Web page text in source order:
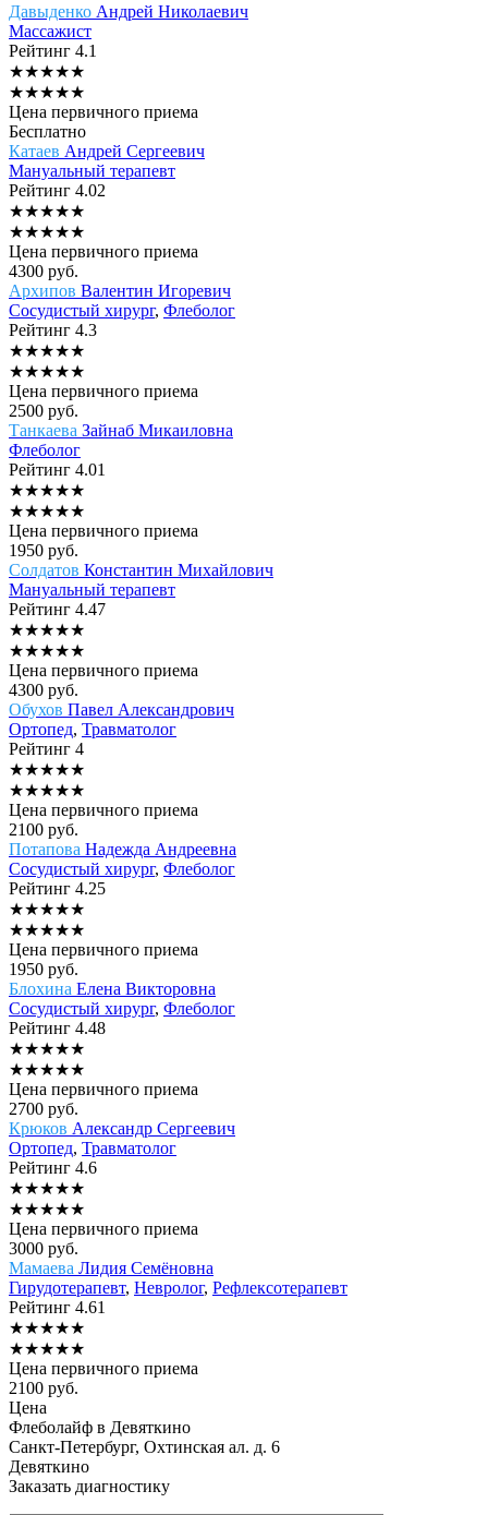
Давыденко Андрей Николаевич
Массажист
Рейтинг 4.1
★★★★★
★★★★★
Цена первичного приема
Бесплатно
Катаев Андрей Сергеевич
Мануальный терапевт
Рейтинг 4.02
★★★★★
★★★★★
Цена первичного приема
4300 руб.
Архипов Валентин Игоревич
Сосудистый хирург, Флеболог
Рейтинг 4.3
★★★★★
★★★★★
Цена первичного приема
2500 руб.
Танкаева Зайнаб Микаиловна
Флеболог
Рейтинг 4.01
★★★★★
★★★★★
Цена первичного приема
1950 руб.
Солдатов Константин Михайлович
Мануальный терапевт
Рейтинг 4.47
★★★★★
★★★★★
Цена первичного приема
4300 руб.
Обухов Павел Александрович
Ортопед, Травматолог
Рейтинг 4
★★★★★
★★★★★
Цена первичного приема
2100 руб.
Потапова Надежда Андреевна
Сосудистый хирург, Флеболог
Рейтинг 4.25
★★★★★
★★★★★
Цена первичного приема
1950 руб.
Блохина Елена Викторовна
Сосудистый хирург, Флеболог
Рейтинг 4.48
★★★★★
★★★★★
Цена первичного приема
2700 руб.
Крюков Александр Сергеевич
Ортопед, Травматолог
Рейтинг 4.6
★★★★★
★★★★★
Цена первичного приема
3000 руб.
Мамаева Лидия Семёновна
Гирудотерапевт, Невролог, Рефлексотерапевт
Рейтинг 4.61
★★★★★
★★★★★
Цена первичного приема
2100 руб.
Цена
Флеболайф в Девяткино
Санкт-Петербург, Охтинская ал. д. 6
Девяткино
Заказать диагностику